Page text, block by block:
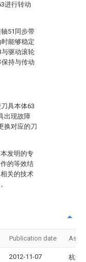
进行转动
51同步带
能够稳定
驱动滚轮
持与传动
具本体63
出现故障
换对应的刀
发明的专
的等效结
关的技术
Publication date
2012-11-07
杭州